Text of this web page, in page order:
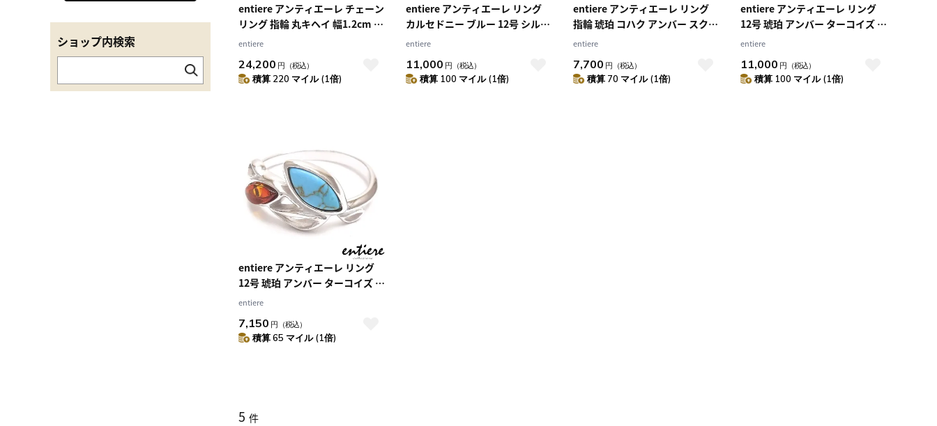
ショップ内検索
entiere アンティエーレ チェーン
リング 指輪 丸キヘイ 幅1.2cm 12
号 メンズ レディース ジェンダー
entiere
24,200 円 （税込）
積算 220 マイル (1倍)
entiere アンティエーレ リング
カルセドニー ブルー 12号 シルバ
ー925 ロジウムメッキ レディー
entiere
11,000 円 （税込）
積算 100 マイル (1倍)
entiere アンティエーレ リング
指輪 琥珀 コハク アンバー スクエ
ア レディース 12号 シルバー925
entiere
7,700 円 （税込）
積算 70 マイル (1倍)
entiere アンティエーレ リング
12号 琥珀 アンバー ターコイズ シ
ルバー925 ロジウムメッキ レデ
entiere
11,000 円 （税込）
積算 100 マイル (1倍)
entiere アンティエーレ リング
12号 琥珀 アンバー ターコイズ リ
ーフデザイン シルバー925 ロジ
entiere
7,150 円 （税込）
積算 65 マイル (1倍)
5 件